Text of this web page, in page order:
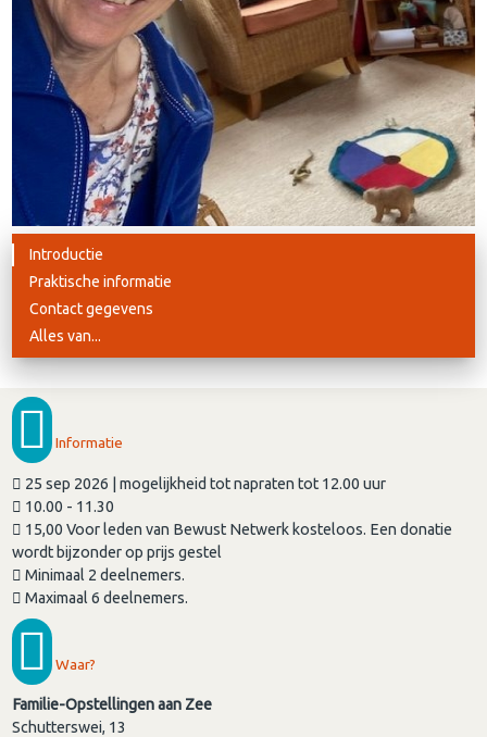
Introductie
Praktische informatie
Contact gegevens
Alles van...
Informatie
25 sep 2026 | mogelijkheid tot napraten tot 12.00 uur
10.00 - 11.30
15,00 Voor leden van Bewust Netwerk kosteloos. Een donatie
wordt bijzonder op prijs gestel
Minimaal 2 deelnemers.
Maximaal 6 deelnemers.
Waar?
Familie-Opstellingen aan Zee
Schutterswei, 13